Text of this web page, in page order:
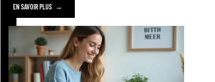
EN SAVOIR PLUS